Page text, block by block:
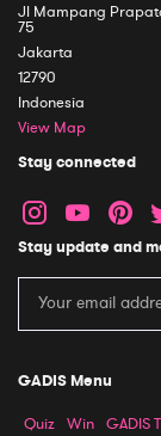
Jl Mampang
75
Jakarta
12790
Indonesia
View Map
Stay connected
Stay update and
GADIS Menu
Quiz Win GADIS